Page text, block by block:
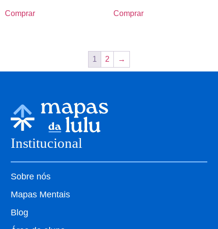
Comprar Comprar
1 2 →
Institucional
Sobre nós
Mapas Mentais
Blog